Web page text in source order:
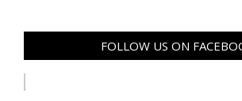
FOLLOW US ON